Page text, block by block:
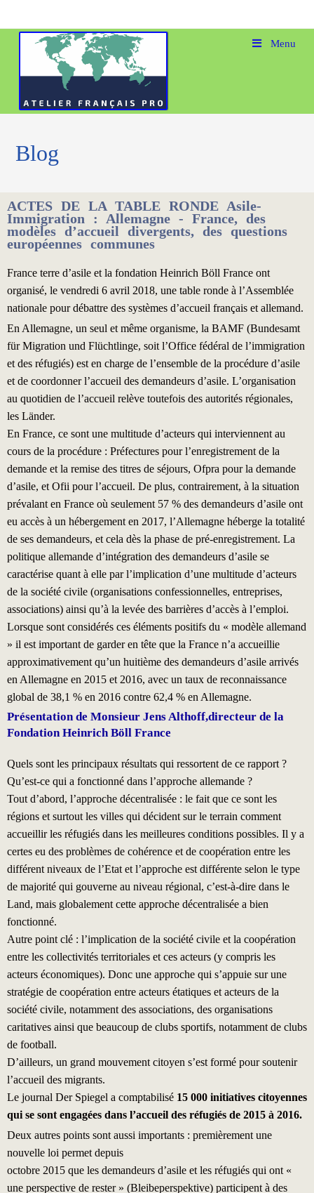
Menu
Blog
ACTES DE LA TABLE RONDE Asile-
Immigration : Allemagne - France, des
modèles d’accueil divergents, des questions
européennes communes
France terre d’asile et la fondation Heinrich Böll France ont
organisé, le vendredi 6 avril 2018, une table ronde à l’Assemblée
nationale pour débattre des systèmes d’accueil français et allemand.
En Allemagne, un seul et même organisme, la BAMF (Bundesamt
für Migration und Flüchtlinge, soit l’Office fédéral de l’immigration
et des réfugiés) est en charge de l’ensemble de la procédure d’asile
et de coordonner l’accueil des demandeurs d’asile. L’organisation
au quotidien de l’accueil relève toutefois des autorités régionales,
les Länder.
En France, ce sont une multitude d’acteurs qui interviennent au
cours de la procédure : Préfectures pour l’enregistrement de la
demande et la remise des titres de séjours, Ofpra pour la demande
d’asile, et Ofii pour l’accueil. De plus, contrairement, à la situation
prévalant en France où seulement 57 % des demandeurs d’asile ont
eu accès à un hébergement en 2017, l’Allemagne héberge la totalité
de ses demandeurs, et cela dès la phase de pré-enregistrement. La
politique allemande d’intégration des demandeurs d’asile se
caractérise quant à elle par l’implication d’une multitude d’acteurs
de la société civile (organisations confessionnelles, entreprises,
associations) ainsi qu’à la levée des barrières d’accès à l’emploi.
Lorsque sont considérés ces éléments positifs du « modèle allemand
» il est important de garder en tête que la France n’a accueillie
approximativement qu’un huitième des demandeurs d’asile arrivés
en Allemagne en 2015 et 2016, avec un taux de reconnaissance
global de 38,1 % en 2016 contre 62,4 % en Allemagne.
Présentation de Monsieur Jens Althoff,directeur de la
Fondation Heinrich Böll France
Quels sont les principaux résultats qui ressortent de ce rapport ?
Qu’est-ce qui a fonctionné dans l’approche allemande ?
Tout d’abord, l’approche décentralisée : le fait que ce sont les
régions et surtout les villes qui décident sur le terrain comment
accueillir les réfugiés dans les meilleures conditions possibles. Il y a
certes eu des problèmes de cohérence et de coopération entre les
différent niveaux de l’Etat et l’approche est différente selon le type
de majorité qui gouverne au niveau régional, c’est-à-dire dans le
Land, mais globalement cette approche décentralisée a bien
fonctionné.
Autre point clé : l’implication de la société civile et la coopération
entre les collectivités territoriales et ces acteurs (y compris les
acteurs économiques). Donc une approche qui s’appuie sur une
stratégie de coopération entre acteurs étatiques et acteurs de la
société civile, notamment des associations, des organisations
caritatives ainsi que beaucoup de clubs sportifs, notamment de clubs
de football.
D’ailleurs, un grand mouvement citoyen s’est formé pour soutenir
l’accueil des migrants.
Le journal Der Spiegel a comptabilisé 15 000 initiatives citoyennes
qui se sont engagées dans l’accueil des réfugiés de 2015 à 2016.
Deux autres points sont aussi importants : premièrement une
nouvelle loi permet depuis
octobre 2015 que les demandeurs d’asile et les réfugiés qui ont «
une perspective de rester » (Bleibeperspektive) participent à des